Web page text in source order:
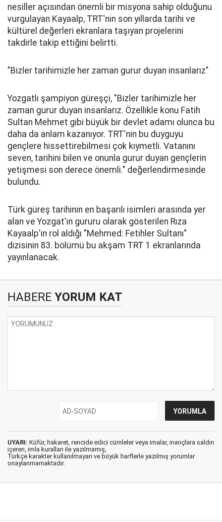
nesiller açısından önemli bir misyona sahip olduğunu
vurgulayan Kayaalp, TRT'nin son yıllarda tarihi ve
kültürel değerleri ekranlara taşıyan projelerini
takdirle takip ettiğini belirtti.
"Bizler tarihimizle her zaman gurur duyan insanlarız"
Yozgatlı şampiyon güreşçi, "Bizler tarihimizle her
zaman gurur duyan insanlarız. Özellikle konu Fatih
Sultan Mehmet gibi büyük bir devlet adamı olunca bu
daha da anlam kazanıyor. TRT'nin bu duyguyu
gençlere hissettirebilmesi çok kıymetli. Vatanını
seven, tarihini bilen ve onunla gurur duyan gençlerin
yetişmesi son derece önemli." değerlendirmesinde
bulundu.
Türk güreş tarihinin en başarılı isimleri arasında yer
alan ve Yozgat'ın gururu olarak gösterilen Rıza
Kayaalp'in rol aldığı "Mehmed: Fetihler Sultanı"
dizisinin 83. bölümü bu akşam TRT 1 ekranlarında
yayınlanacak.
HABERE YORUM KAT
UYARI: Küfür, hakaret, rencide edici cümleler veya imalar, inançlara saldırı
içeren, imla kuralları ile yazılmamış,
Türkçe karakter kullanılmayan ve büyük harflerle yazılmış yorumlar
onaylanmamaktadır.